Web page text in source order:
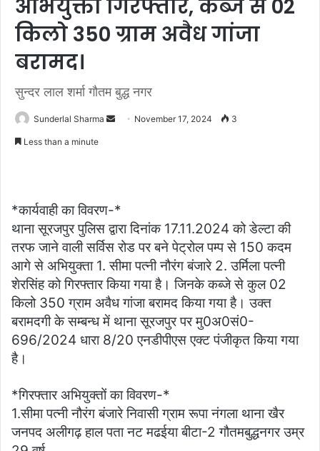
अभियुक्ता गिरफ्तार, कब्जे से 02
किलो 350 ग्राम अवैध गांजा
बरामद।
सुन्दर लाल शर्मा गौतम बुद्ध नगर
Sunderlal Sharma
Send November 17, 2024 3
Less than a minute
*कार्यवाही का विवरण-*
थाना सूरजपुर पुलिस द्वारा दिनांक 17.11.2024 को डेल्टा की
तरफ जाने वाली सर्विस रोड पर बने पेट्रोल पम्प से 150 कदम
आगे से अभियुक्ता 1. सीमा पत्नी नौरंग बंजारे 2. उर्मिला पत्नी
शेरसिंह को गिरफ्तार किया गया है। जिनके कब्जे से कुल 02
किलो 350 ग्राम अवैध गांजा बरामद किया गया है। उक्त
बरामदगी के सम्बन्ध में थाना सूरजपुर पर मु0अ0सं0-
696/2024 धारा 8/20 एनडीपीएस एक्ट पंजीकृत किया गया
है।
*गिरफ्तार अभियुक्तों का विवरण-*
1.सीमा पत्नी नौरंग बंजारे निवासी ग्राम रूपा नंगला थाना खैर
जनपद अलीगढ़ हाल पता नट मढईया बीटा-2 गौतमबुद्धनगर उम्र